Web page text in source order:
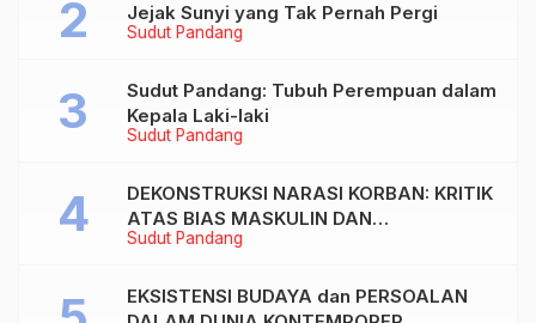
Sudut Pandang
Jejak Sunyi yang Tak Pernah Pergi
Sudut Pandang
Sudut Pandang: Tubuh Perempuan dalam
Kepala Laki-laki
Sudut Pandang
DEKONSTRUKSI NARASI KORBAN: KRITIK
ATAS BIAS MASKULIN DAN
OBJEKTIVIKASI PEREMPUAN DALAM
TUNTUTAN BELIS” KARYA AGUSTINUS
EKSISTENSI BUDAYA dan PERSOALAN